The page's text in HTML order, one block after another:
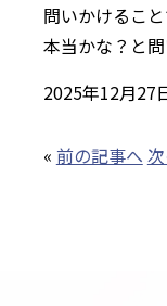
問いかけるこ
本当かな？と
2025年12月27
« 前の記事へ